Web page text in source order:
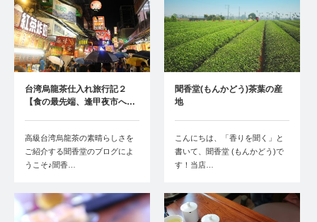
台湾烏龍茶仕入れ旅行記２
【食の最先端、逢甲夜市へ…
高級台湾烏龍茶の素晴らしさを
ご紹介する聞香堂のブログによ
うこそ♪聞香…
聞香堂(もんかどう)茶葉の産
地
こんにちは、「香りを聞く」と
書いて、聞香堂 (もんかどう)で
す！当店…